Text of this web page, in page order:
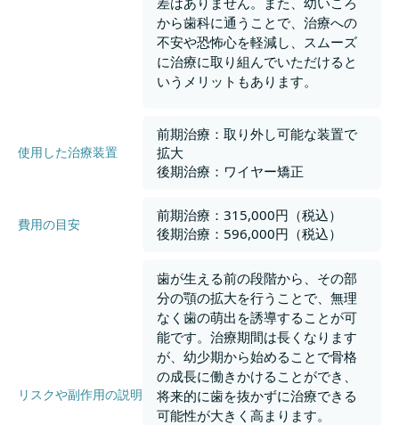
から歯科に通うことで、治療への
不安や恐怖心を軽減し、スムーズ
に治療に取り組んでいただけると
いうメリットもあります。
使用した治療装置
前期治療：取り外し可能な装置で
拡大
後期治療：ワイヤー矯正
費用の目安
前期治療：315,000円（税込）
後期治療：596,000円（税込）
リスクや副作用の説明
歯が生える前の段階から、その部
分の顎の拡大を行うことで、無理
なく歯の萌出を誘導することが可
能です。治療期間は長くなります
が、幼少期から始めることで骨格
の成長に働きかけることができ、
将来的に歯を抜かずに治療できる
可能性が大きく高まります。